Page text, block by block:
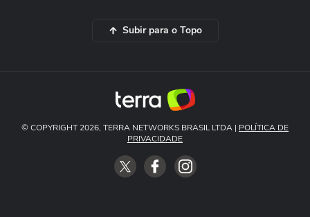
Subir para o Topo
© COPYRIGHT 2026, TERRA NETWORKS BRASIL LTDA | POLÍTICA DE
PRIVACIDADE